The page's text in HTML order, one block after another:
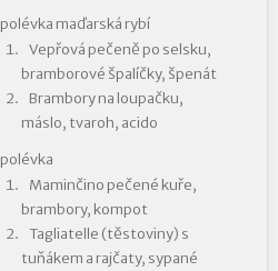
polévka maďarská rybí
Vepřová pečeně po selsku,
bramborové špalíčky, špenát
Brambory na loupačku,
máslo, tvaroh, acido
polévka
Maminčino pečené kuře,
brambory, kompot
Tagliatelle (těstoviny) s
tuňákem a rajčaty, sypané